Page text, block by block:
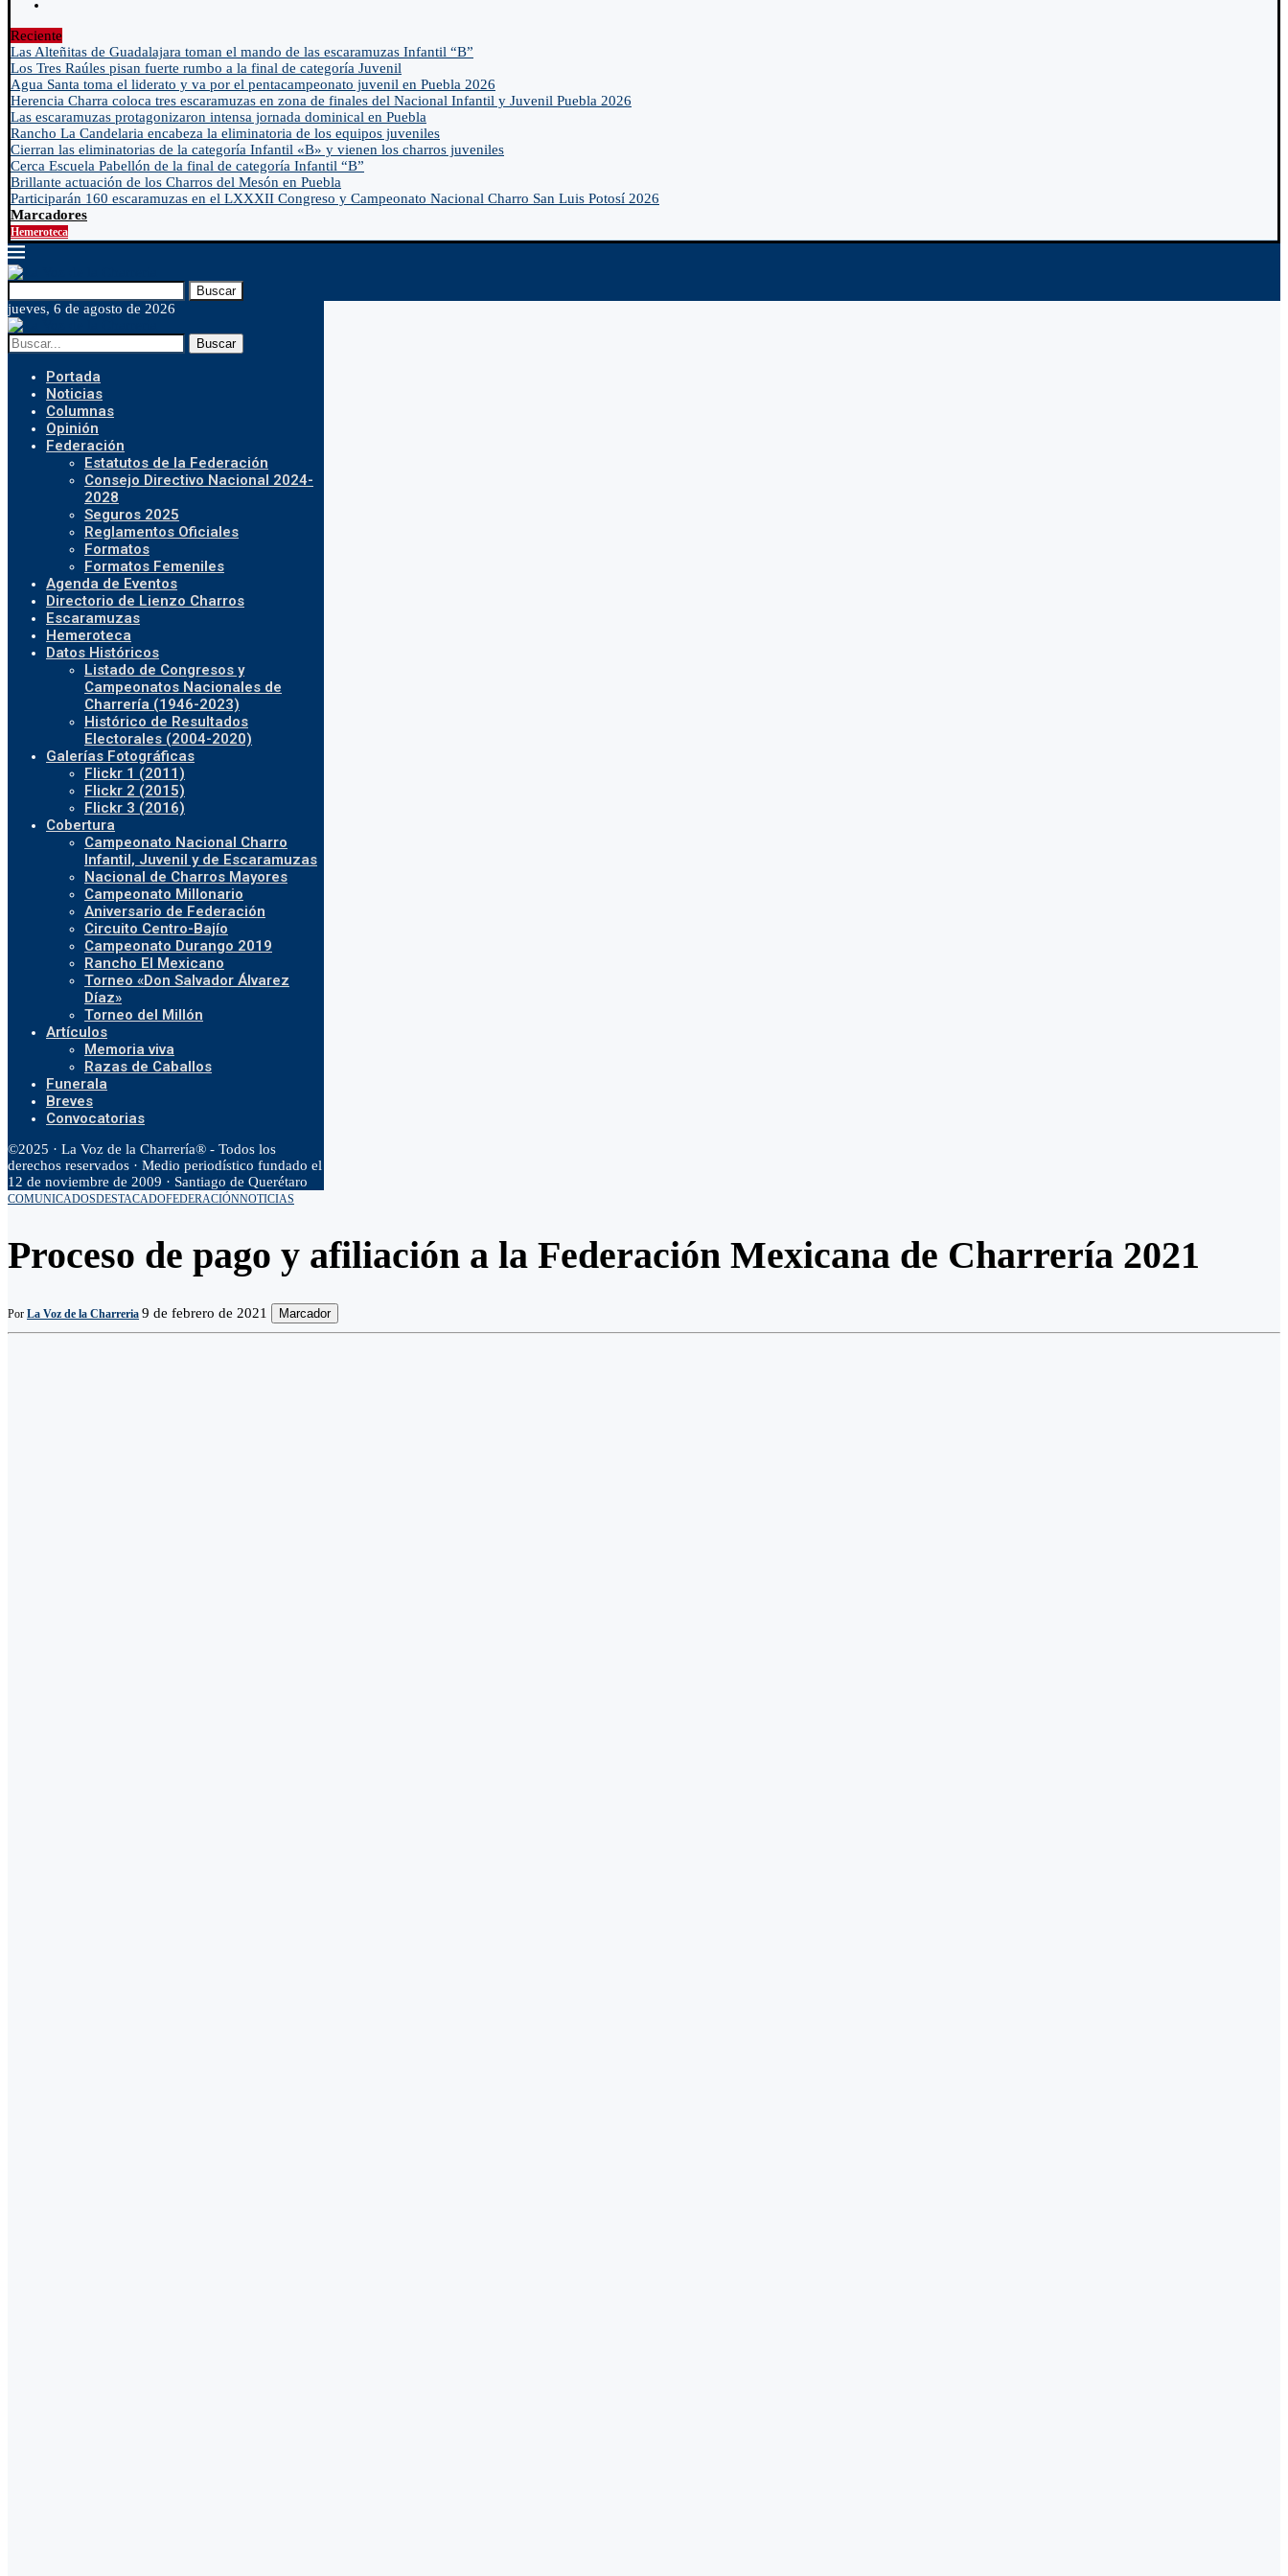
Reciente
Las Alteñitas de Guadalajara toman el mando de las escaramuzas Infantil “B”
Los Tres Raúles pisan fuerte rumbo a la final de categoría Juvenil
Agua Santa toma el liderato y va por el pentacampeonato juvenil en Puebla 2026
Herencia Charra coloca tres escaramuzas en zona de finales del Nacional Infantil y Juvenil Puebla 2026
Las escaramuzas protagonizaron intensa jornada dominical en Puebla
Rancho La Candelaria encabeza la eliminatoria de los equipos juveniles
Cierran las eliminatorias de la categoría Infantil «B» y vienen los charros juveniles
Cerca Escuela Pabellón de la final de categoría Infantil “B”
Brillante actuación de los Charros del Mesón en Puebla
Participarán 160 escaramuzas en el LXXXII Congreso y Campeonato Nacional Charro San Luis Potosí 2026
Marcadores
Hemeroteca
Buscar
jueves, 6 de agosto de 2026
Buscar
Portada
Noticias
Columnas
Opinión
Federación
Estatutos de la Federación
Consejo Directivo Nacional 2024-
2028
Seguros 2025
Reglamentos Oficiales
Formatos
Formatos Femeniles
Agenda de Eventos
Directorio de Lienzo Charros
Escaramuzas
Hemeroteca
Datos Históricos
Listado de Congresos y
Campeonatos Nacionales de
Charrería (1946-2023)
Histórico de Resultados
Electorales (2004-2020)
Galerías Fotográficas
Flickr 1 (2011)
Flickr 2 (2015)
Flickr 3 (2016)
Cobertura
Campeonato Nacional Charro
Infantil, Juvenil y de Escaramuzas
Nacional de Charros Mayores
Campeonato Millonario
Aniversario de Federación
Circuito Centro-Bajío
Campeonato Durango 2019
Rancho El Mexicano
Torneo «Don Salvador Álvarez
Díaz»
Torneo del Millón
Artículos
Memoria viva
Razas de Caballos
Funerala
Breves
Convocatorias
©2025 · La Voz de la Charrería® - Todos los
derechos reservados · Medio periodístico fundado el
12 de noviembre de 2009 · Santiago de Querétaro
COMUNICADOSDESTACADOFEDERACIÓNNOTICIAS
Proceso de pago y afiliación a la Federación Mexicana de Charrería 2021
Por La Voz de la Charreria 9 de febrero de 2021 Marcador